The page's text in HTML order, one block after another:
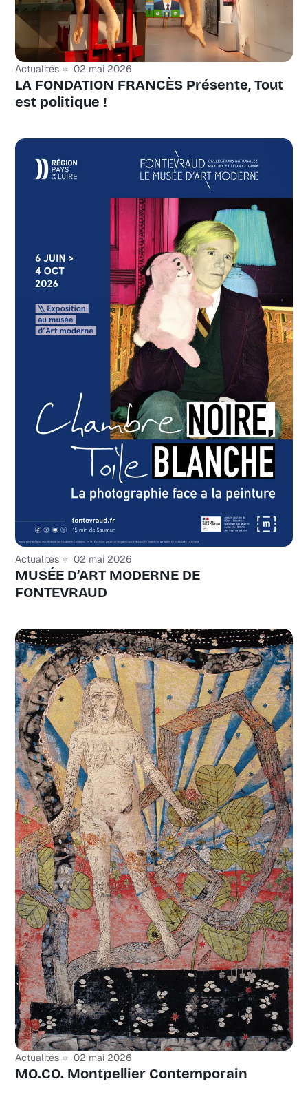
Actualités 02 mai 2026
LA FONDATION FRANCÈS Présente, Tout
est politique !
Actualités 02 mai 2026
MUSÉE D’ART MODERNE DE
FONTEVRAUD
Actualités 02 mai 2026
MO.CO. Montpellier Contemporain